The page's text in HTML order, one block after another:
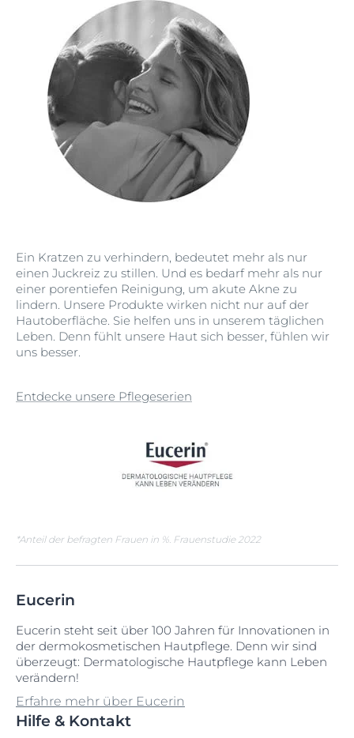
Ein Kratzen zu verhindern, bedeutet mehr als nur
einen Juckreiz zu stillen. Und es bedarf mehr als nur
einer porentiefen Reinigung, um akute Akne zu
lindern. Unsere Produkte wirken nicht nur auf der
Hautoberfläche. Sie helfen uns in unserem täglichen
Leben. Denn fühlt unsere Haut sich besser, fühlen wir
uns besser.
Entdecke unsere Pflegeserien
*Anteil der befragten Frauen in %. Frauenstudie 2022
Eucerin
Eucerin steht seit über 100 Jahren für Innovationen in
der dermokosmetischen Hautpflege. Denn wir sind
überzeugt: Dermatologische Hautpflege kann Leben
verändern!
Erfahre mehr über Eucerin
Hilfe & Kontakt